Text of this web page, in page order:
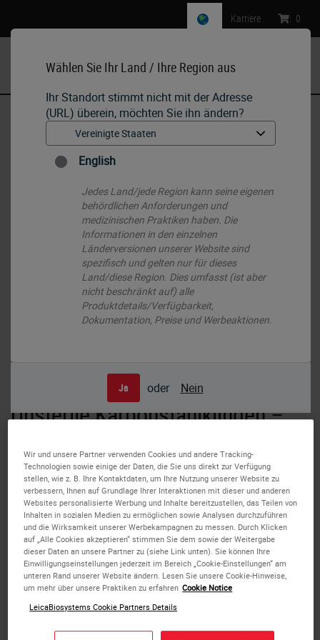
Wählen Sie Ihr Land / Ihre Region aus
Ihr Standort stimmt nicht mit der Adresse
(URL) überein, möchten Sie ihn ändern?
English
Jedes Land/jede Region kann seine eigenen
behördlichen Anforderungen und
medizinischen Praktiken haben. Die
Informationen in den einzelnen
Länderversionen unserer Website sind
spezifisch und gelten nur für dieses
Land/diese Region. Dies umfasst (ist aber
nicht beschränkt auf) alle
Produktdetails/Verfügbarkeit,
Dokumentation, Preise und Werbeaktionen.
Ja oder Nein
Karriere : 0
Histology Consumables
Unsterile Karbonstahlklingen – mit spitzen und abgerundeten
Unsterile Karbonstahlklingen –
Enden
Eine breite Auswahl an Skalpellklingen und -griffen für
PathologielaborundSezierraum.
Die Skalpelle Nr. 22 und Nr. 60 sind in der herkömmlichen
spitz zulaufenden Form bzw. als Nr. 22B und Nr. 60B auch
abgerundeterhältlich — für noch mehr Anwendersicherheit.
Wir und unsere Partner verwenden Cookies und andere Tracking-
Technologien sowie einige der Daten, die Sie uns direkt zur Verfügung
stellen, wie z. B. Ihre Kontaktdaten, um Ihre Nutzung unserer Website zu
verbessern, Ihnen auf Grundlage Ihrer Interaktionen mit dieser und anderen
Websites personalisierte Werbung und Inhalte bereitzustellen, das Teilen von
Inhalten in sozialen Medien zu ermöglichen sowie Analysen durchzuführen
und die Wirksamkeit unserer Werbekampagnen zu messen. Durch Klicken
auf „Alle Cookies akzeptieren“ stimmen Sie dem sowie der Weitergabe
dieser Daten an unsere Partner zu (siehe Link unten). Sie können Ihre
Einwilligungseinstellungen jederzeit im Bereich „Cookie-Einstellungen“ am
unteren Rand unserer Website ändern. Lesen Sie unsere Cookie-Hinweise,
um mehr über unsere Praktiken zu erfahren Cookie Notice
LeicaBiosystems Cookie Partners Details